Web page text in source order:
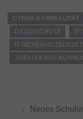
CYBER-KRIMINALITÄT
DATENSCHUTZ
IT-
ZWEI-FAKTOR-
Neues